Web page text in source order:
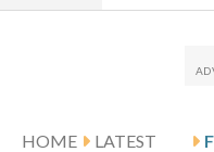
HOME
LATEST